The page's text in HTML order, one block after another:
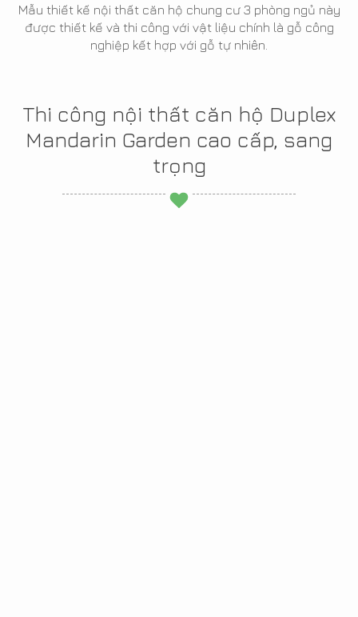
Mẫu thiết kế nội thất căn hộ chung cư 3 phòng ngủ này
được thiết kế và thi công với vật liệu chính là gỗ công
nghiệp kết hợp với gỗ tự nhiên.
Thi công nội thất căn hộ Duplex
Mandarin Garden cao cấp, sang
trọng